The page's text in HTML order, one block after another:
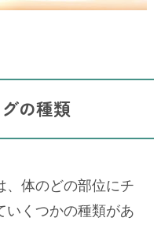
の種類
、体のどの部位にチ
いくつかの種類があ